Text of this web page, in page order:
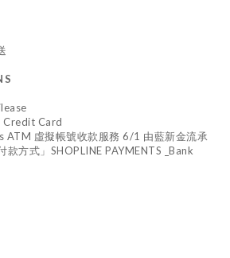
Credit Card
ATM 虛擬帳號收款服務 6/1 由藍新金流承
方式」SHOPLINE PAYMENTS _Bank